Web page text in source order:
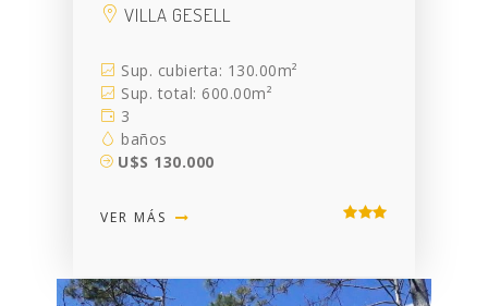
VILLA GESELL
Sup. cubierta: 130.00m²
Sup. total: 600.00m²
3
baños
U$S 130.000
VER MÁS